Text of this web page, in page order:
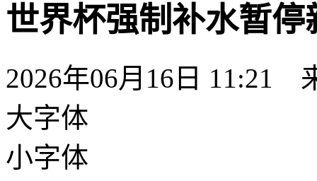
世界杯强制补水暂
2026年06月16日 11:21
大字体
小字体